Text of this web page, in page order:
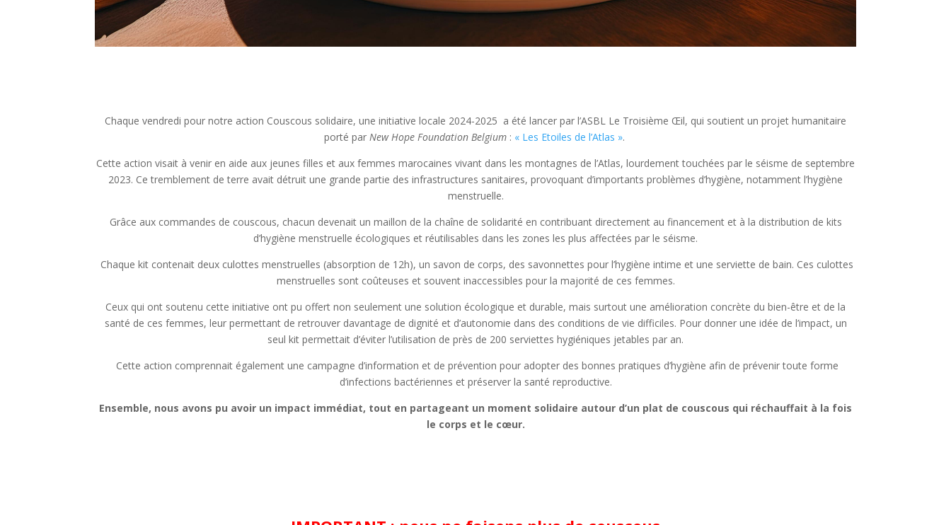
Chaque vendredi pour notre action Couscous solidaire, une initiative locale 2024-2025 a été lancer par l’ASBL Le Troisième Œil, qui soutient un projet humanitaire
porté par New Hope Foundation Belgium: « Les Etoiles de l’Atlas ».
Cette action visait à venir en aide aux jeunes filles et aux femmes marocaines vivant dans les montagnes de l’Atlas, lourdement touchées par le séisme de septembre
2023. Ce tremblement de terre avait détruit une grande partie des infrastructures sanitaires, provoquant d’importants problèmes d’hygiène, notamment l’hygiène
menstruelle.
Grâce aux commandes de couscous, chacun devenait un maillon de la chaîne de solidarité en contribuant directement au financement et à la distribution de kits
d’hygiène menstruelle écologiques et réutilisables dans les zones les plus affectées par le séisme.
Chaque kit contenait deux culottes menstruelles (absorption de 12h), un savon de corps, des savonnettes pour l’hygiène intime et une serviette de bain. Ces culottes
menstruelles sont coûteuses et souvent inaccessibles pour la majorité de ces femmes.
Ceux qui ont soutenu cette initiative ont pu offert non seulement une solution écologique et durable, mais surtout une amélioration concrète du bien-être et de la
santé de ces femmes, leur permettant de retrouver davantage de dignité et d’autonomie dans des conditions de vie difficiles. Pour donner une idée de l’impact, un
seul kit permettait d’éviter l’utilisation de près de 200 serviettes hygiéniques jetables par an.
Cette action comprennait également une campagne d’information et de prévention pour adopter des bonnes pratiques d’hygiène afin de prévenir toute forme
d’infections bactériennes et préserver la santé reproductive.
Ensemble, nous avons pu avoir un impact immédiat, tout en partageant un moment solidaire autour d’un plat de couscous qui réchauffait à la fois
le corps et le cœur.